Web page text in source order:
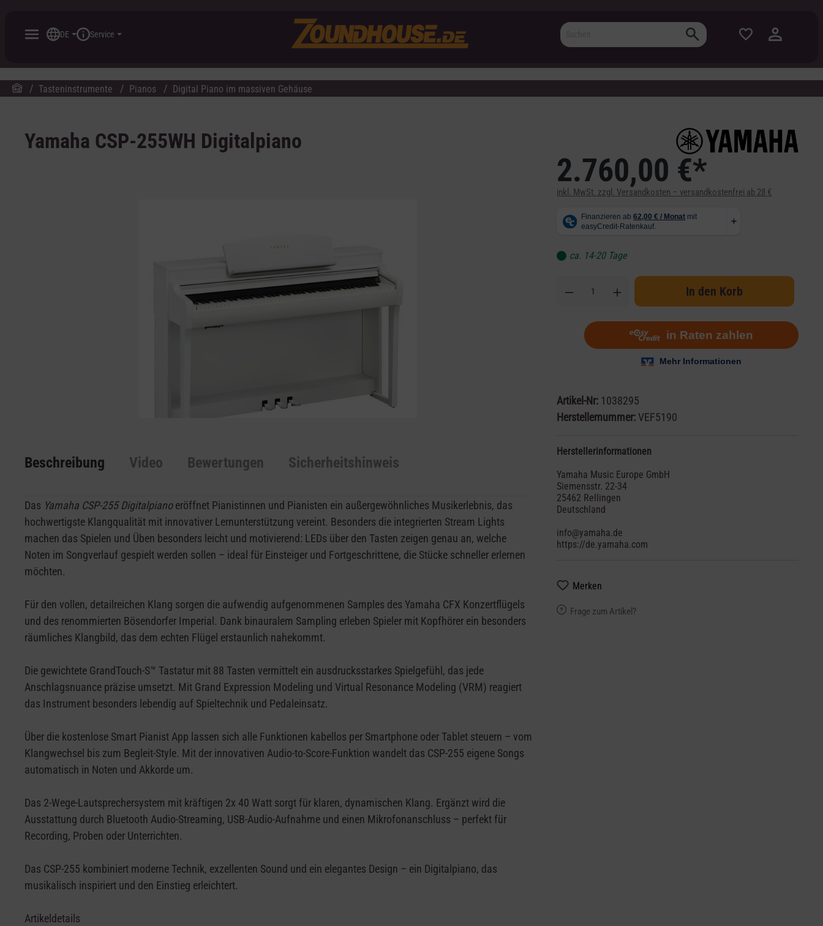
DE Service
Tasteninstrumente Pianos Digital Piano im massiven Gehäuse
Yamaha CSP-255WH Digitalpiano
Beschreibung Video Bewertungen Sicherheitshinweis
Das Yamaha CSP-255 Digitalpianoeröffnet Pianistinnen und Pianisten ein außergewöhnliches Musikerlebnis, das
hochwertigste Klangqualität mit innovativer Lernunterstützung vereint. Besonders die integrierten Stream Lights
machen das Spielen und Üben besonders leicht und motivierend: LEDs über den Tasten zeigen genau an, welche
Noten im Songverlauf gespielt werden sollen – ideal für Einsteiger und Fortgeschrittene, die Stücke schneller erlernen
möchten.
Für den vollen, detailreichen Klang sorgen die aufwendig aufgenommenen Samples des Yamaha CFX Konzertflügels
und des renommierten Bösendorfer Imperial. Dank binauralem Sampling erleben Spieler mit Kopfhörer ein besonders
räumliches Klangbild, das dem echten Flügel erstaunlich nahekommt.
Die gewichtete GrandTouch-S™ Tastatur mit 88 Tasten vermittelt ein ausdrucksstarkes Spielgefühl, das jede
Anschlagsnuance präzise umsetzt. Mit Grand Expression Modeling und Virtual Resonance Modeling (VRM) reagiert
das Instrument besonders lebendig auf Spieltechnik und Pedaleinsatz.
Über die kostenlose Smart Pianist App lassen sich alle Funktionen kabellos per Smartphone oder Tablet steuern – vom
Klangwechsel bis zum Begleit-Style. Mit der innovativen Audio-to-Score-Funktion wandelt das CSP-255 eigene Songs
automatisch in Noten und Akkorde um.
Das 2-Wege-Lautsprechersystem mit kräftigen 2x 40 Watt sorgt für klaren, dynamischen Klang. Ergänzt wird die
Ausstattung durch Bluetooth Audio-Streaming, USB-Audio-Aufnahme und einen Mikrofonanschluss – perfekt für
Recording, Proben oder Unterrichten.
Das CSP-255 kombiniert moderne Technik, exzellenten Sound und ein elegantes Design – ein Digitalpiano, das
musikalisch inspiriert und den Einstieg erleichtert.
Artikeldetails
2.760,00 €*
inkl. MwSt. zzgl. Versandkosten – versandkostenfrei ab 28 €
ca. 14-20 Tage
In den Korb
Artikel-Nr: 1038295
Herstellernummer:VEF5190
Herstellerinformationen
Yamaha Music Europe GmbH
Siemensstr. 22-34
25462 Rellingen
Deutschland
info@yamaha.de
https://de.yamaha.com
Merken
Frage zum Artikel?